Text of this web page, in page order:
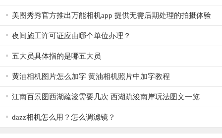
施工现场情况，管理施工文档，并与团队成员实时交流。同时，
美图秀秀官方推出万能相机app 提供无需后期处理的拍摄体验
夜间施工许可证应由哪个单位办理？
五大员具体指的是哪五大员
黄油相机图片怎么加字 黄油相机照片中加字教程
江南百景图西湖疏浚需要几次 西湖疏浚南岸玩法图文一览
dazz相机怎么用？怎么调滤镜？